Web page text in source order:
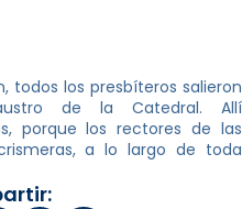
todos los presbíteros salieron
de la Catedral. Allí
porque los rectores de las
a lo largo de toda